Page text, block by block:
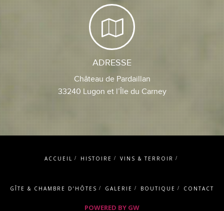
ADRESSE
Château de Pardaillan
33240 Lugon et l’Île du Carney
ACCUEIL HISTOIRE VINS & TERROIR
GÎTE & CHAMBRE D’HÔTES GALERIE BOUTIQUE CONTACT
POWERED BY GW